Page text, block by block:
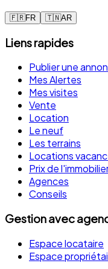
🇫🇷FR 🇹🇳AR
Liens rapides
Publier une
Mes Alertes
Mes visites
Vente
Location
Le neuf
Les terrains
Locations
Prix de
Agences
Conseils
Gestion avec
Espace locataire
Espace